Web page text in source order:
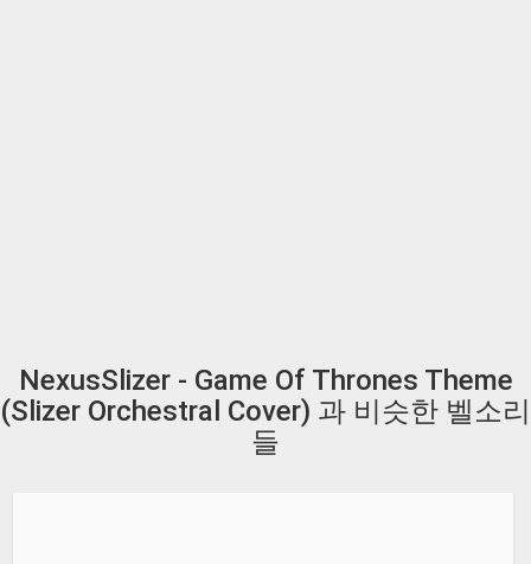
NexusSlizer - Game Of Thrones Theme
(Slizer Orchestral Cover) 과 비슷한 벨소리
들